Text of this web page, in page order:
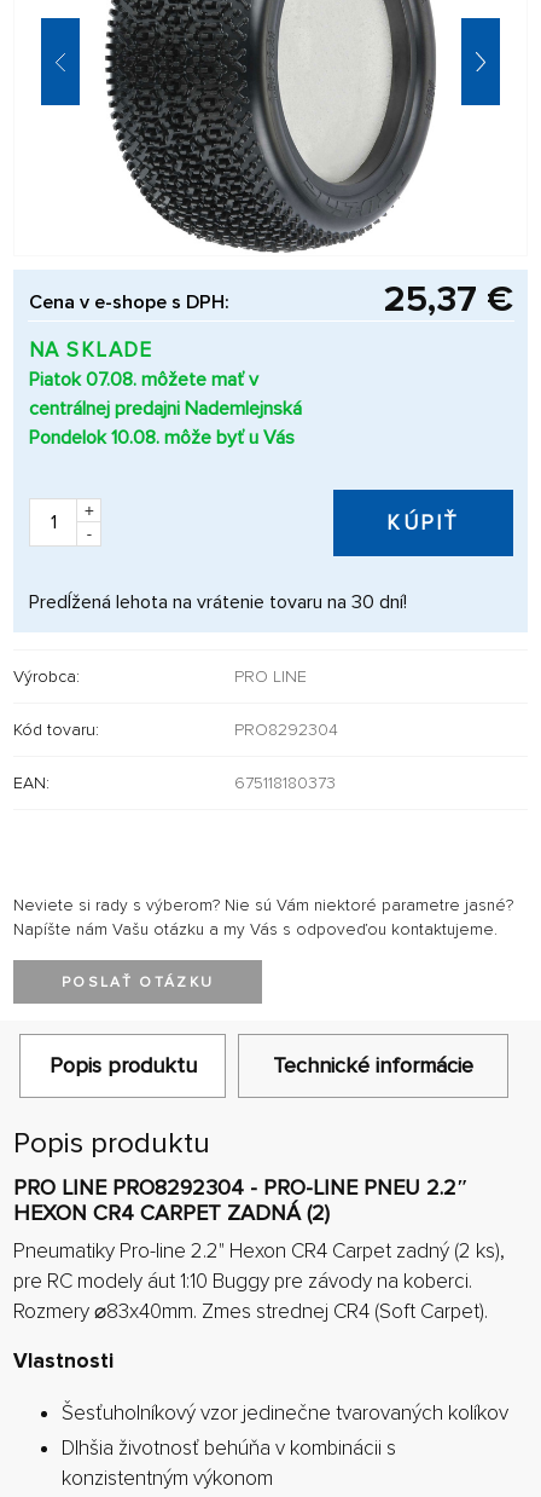
Cena v e-shope s DPH: 25,37 €
NA SKLADE
Piatok 07.08. môžete mať v
centrálnej predajni Nademlejnská
Pondelok 10.08. môže byť u Vás
+
-
KÚPIŤ
Predĺžená lehota na vrátenie tovaru na 30 dní!
Výrobca: PRO LINE
Kód tovaru: PRO8292304
EAN: 675118180373
Neviete si rady s výberom? Nie sú Vám niektoré parametre jasné?
Napíšte nám Vašu otázku a my Vás s odpoveďou kontaktujeme.
POSLAŤ OTÁZKU
Popis produktu Technické informácie
Popis produktu
PRO LINE PRO8292304 - PRO-LINE PNEU 2.2″
HEXON CR4 CARPET ZADNÁ (2)
Pneumatiky Pro-line 2.2" Hexon CR4 Carpet zadný (2 ks),
pre RC modely áut 1:10 Buggy pre závody na koberci.
Rozmery ⌀83x40mm. Zmes strednej CR4 (Soft Carpet).
Vlastnosti
Šesťuholníkový vzor jedinečne tvarovaných kolíkov
Dlhšia životnosť behúňa v kombinácii s
konzistentným výkonom